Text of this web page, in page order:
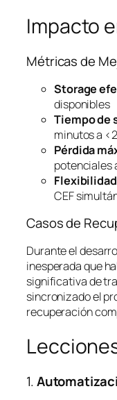
Impacto
Métricas de
Storage
disponibles
Tiempo de
minutos a
Pérdida
potenciales
CEF
Casos de
Durante el
inesperada que
significativa de
sincronizado el
recuperación
1.